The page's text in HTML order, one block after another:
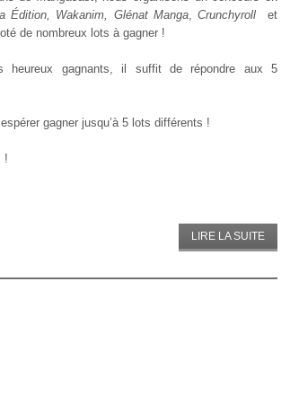
Édition, Wakanim, Glénat Manga,Crunchyroll et
de nombreux lots à gagner !
heureux gagnants, il suffit de répondre aux 5
gagner jusqu’à 5 lots différents !
!
LIRE LA SUITE